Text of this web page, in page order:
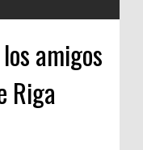
amigos
Riga